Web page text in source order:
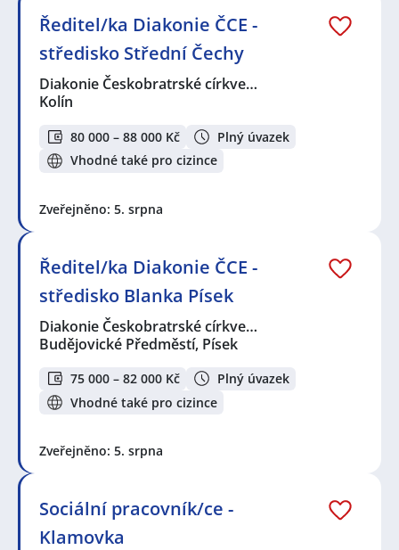
Ředitel/ka Diakonie ČCE -
středisko Střední Čechy
Diakonie Českobratrské církve…
Kolín
80 000 – 88 000 Kč
Plný úvazek
Vhodné také pro cizince
Zveřejněno: 5. srpna
Ředitel/ka Diakonie ČCE -
středisko Blanka Písek
Diakonie Českobratrské církve…
Budějovické Předměstí, Písek
75 000 – 82 000 Kč
Plný úvazek
Vhodné také pro cizince
Zveřejněno: 5. srpna
Sociální pracovník/ce -
Klamovka